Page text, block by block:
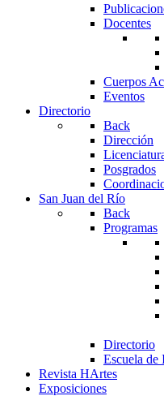
Docentes
Cuerpos
Eventos
Directorio
Back
Dirección
Posgrados
San Juan del Río
Back
Programas
Directorio
Escuela de
Revista HArtes
Exposiciones